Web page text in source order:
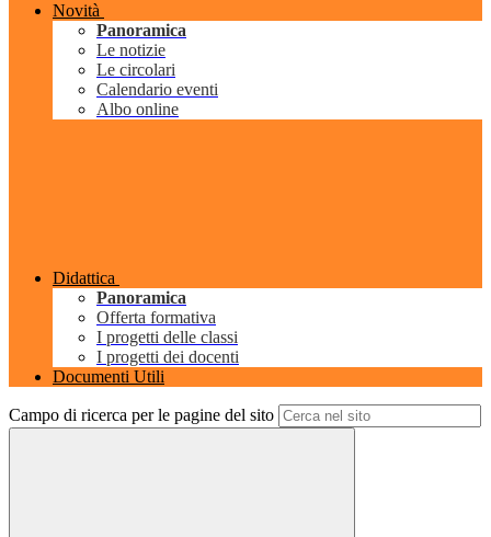
Novità
Panoramica
Le notizie
Le circolari
Calendario eventi
Albo online
Didattica
Panoramica
Offerta formativa
I progetti delle classi
I progetti dei docenti
Documenti Utili
Campo di ricerca per le pagine del sito